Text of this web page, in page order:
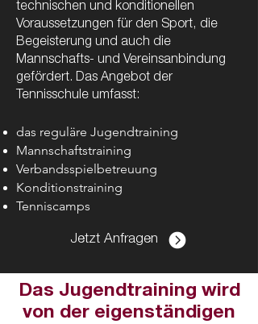
MF: Ines Spangenberg
spangenberg.ines@googlemail.com
technischen und konditionellen
Voraussetzungen für den Sport, die
Begeisterung und auch die
Mannschafts- und Vereinsanbindung
gefördert. Das Angebot der
Tennisschule umfasst:
das reguläre Jugendtraining
Mannschaftstraining
Verbandsspielbetreuung
Konditionstraining
Tenniscamps
Jetzt Anfragen
Das Jugendtraining wird
von der eigenständigen